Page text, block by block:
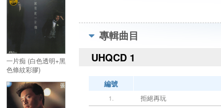
一片痴 (白色透明+黑
色條紋彩膠)
專輯曲目
UHQCD 1
編號
1.
拒絕再玩